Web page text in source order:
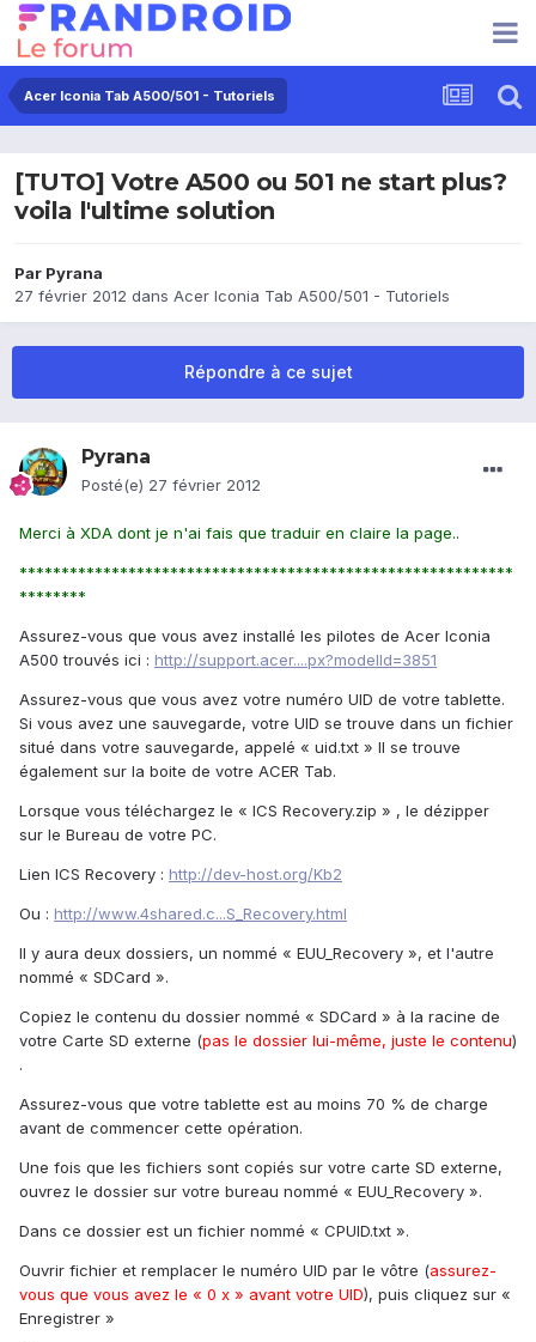
Acer Iconia Tab A500/501 - Tutoriels
[TUTO] Votre A500 ou 501 ne start plus?
voila l'ultime solution
Par Pyrana
27 février 2012 dans Acer Iconia Tab A500/501 - Tutoriels
Répondre à ce sujet
Pyrana
Posté(e) 27 février 2012
Merci à XDA dont je n'ai fais que traduir en claire la page..
***********************************************************
********
Assurez-vous que vous avez installé les pilotes de Acer Iconia
A500 trouvés ici : http://support.acer....px?modelId=3851
Assurez-vous que vous avez votre numéro UID de votre tablette.
Si vous avez une sauvegarde, votre UID se trouve dans un fichier
situé dans votre sauvegarde, appelé « uid.txt » Il se trouve
également sur la boite de votre ACER Tab.
Lorsque vous téléchargez le « ICS Recovery.zip » , le dézipper
sur le Bureau de votre PC.
Lien ICS Recovery : http://dev-host.org/Kb2
Ou : http://www.4shared.c...S_Recovery.html
Il y aura deux dossiers, un nommé « EUU_Recovery », et l'autre
nommé « SDCard ».
Copiez le contenu du dossier nommé « SDCard » à la racine de
votre Carte SD externe (pas le dossier lui-même, juste le contenu)
.
Assurez-vous que votre tablette est au moins 70 % de charge
avant de commencer cette opération.
Une fois que les fichiers sont copiés sur votre carte SD externe,
ouvrez le dossier sur votre bureau nommé « EUU_Recovery ».
Dans ce dossier est un fichier nommé « CPUID.txt ».
Ouvrir fichier et remplacer le numéro UID par le vôtre (assurez-
vous que vous avez le « 0 x » avant votre UID), puis cliquez sur «
Enregistrer »